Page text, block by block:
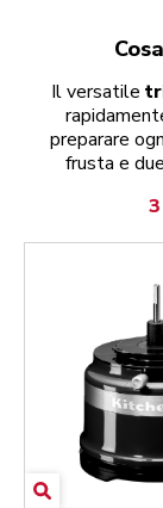
Il versatile
preparare
frusta e